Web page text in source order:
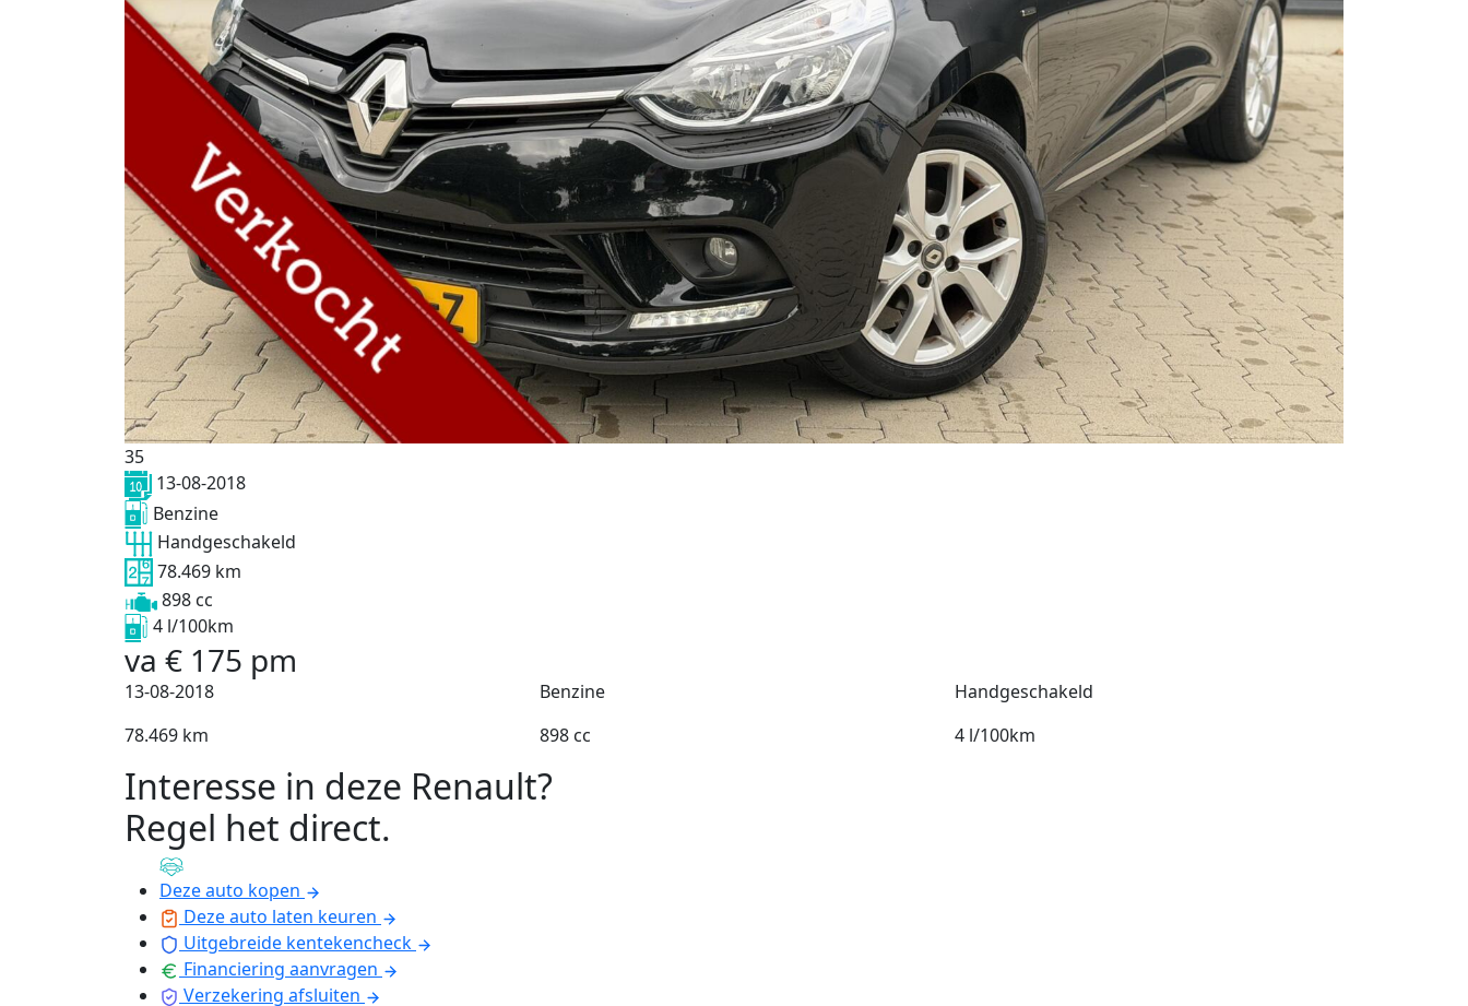
35
13-08-2018
Benzine
Handgeschakeld
78.469 km
898 cc
4 l/100km
va € 175 pm
13-08-2018 Benzine
Handgeschakeld
78.469 km
898 cc 4 l/100km
Interesse in deze Renault?
Regel het direct.
Deze auto kopen
Deze auto laten keuren
Uitgebreide kentekencheck
Financiering aanvragen
Verzekering afsluiten